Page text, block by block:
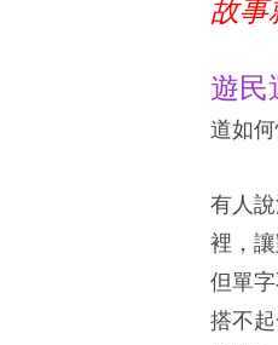
故事
遊民
道如何
有人
裡，
但單
搭不